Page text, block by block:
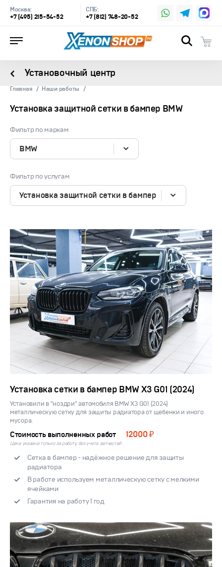
Москва:
+7 (495) 215-54-52
СПБ:
+7 (812) 748-20-52
Установочный центр
Главная Наши работы
Установка защитной сетки в бампер BMW
Фильтр по маркам
BMW
Фильтр по услугам
Установка защитной сетки в бампер
Установка сетки в бампер BMW X3 G01 (2024)
Установили в "ноздри" автомобиля BMW X3 G01 (2024)
металлическую сетку для защиты радиатора от щебенки и иного
мусора.
Стоимость выполненных работ 12000 ₽
Цена указана только за работу, без учета запчастей
Сетка в бампер - надёжное решение для защиты
радиатора
В работе используем металлическую сетку с мелкими
ячейками
Гарантия на работу 1 год